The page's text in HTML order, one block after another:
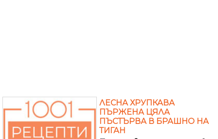
ЛЕСНА ХРУПКАВА
ПЪРЖЕНА ЦЯЛА
ПЪСТЪРВА В БРАШНО НА
ТИГАН